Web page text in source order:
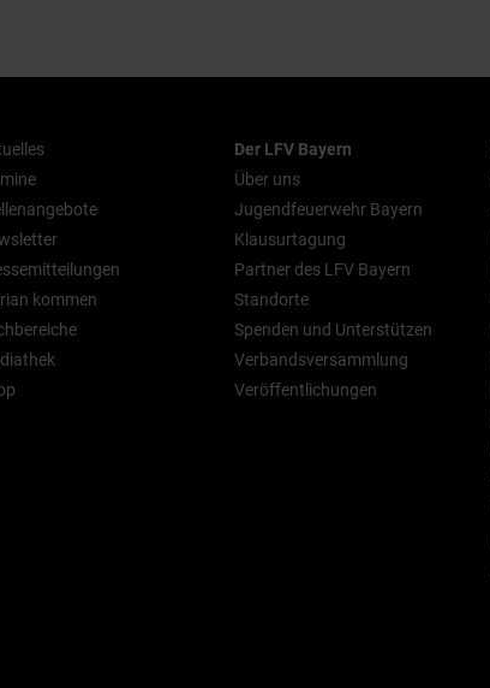
kommen
Der LFV Bayern
Über uns
Jugendfeuerwehr Bayern
Klausurtagung
Partner des LFV Bayern
Standorte
Spenden und Unterstützen
Verbandsversammlung
Veröffentlichungen